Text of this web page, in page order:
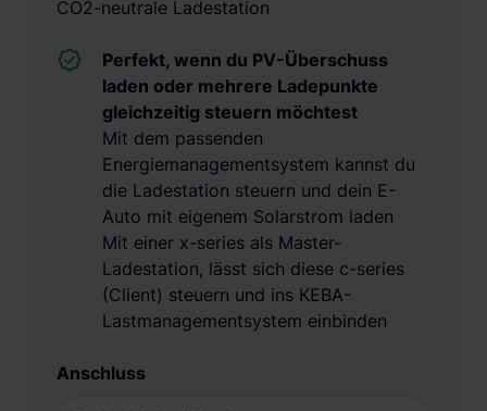
CO2-neutrale Ladestation
Anschluss
Perfekt, wenn du PV-Überschuss
laden oder mehrere Ladepunkte
gleichzeitig steuern möchtest
Mit dem passenden
Energiemanagementsystem kannst du
die Ladestation steuern und dein E-
Auto mit eigenem Solarstrom laden
Mit einer x-series als Master-
Ladestation, lässt sich diese c-series
(Client) steuern und ins KEBA-
Lastmanagementsystem einbinden